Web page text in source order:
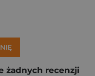
żadnych recenzji